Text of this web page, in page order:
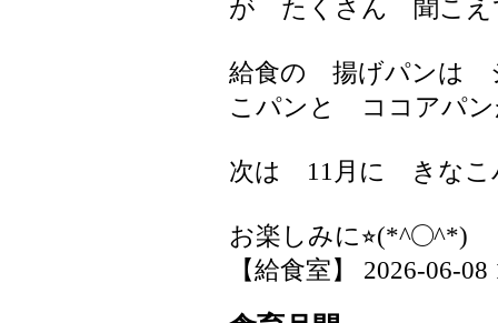
が たくさん 聞こえ
給食の 揚げパンは
こパンと ココアパ
次は 11月に きなこ
お楽しみに⭐︎(*^◯^*)
【給食室】 2026-06-